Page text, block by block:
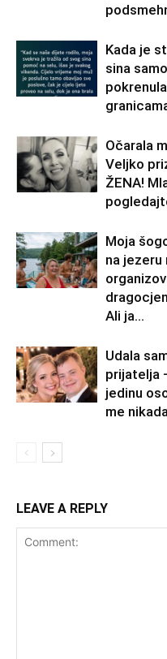
Kada je
sina
Očarala
Veljko
ŽENA!
Moja
na jezeru
Ali ja...
Udala
prijatelja
jedinu
me
LEAVE A REPLY